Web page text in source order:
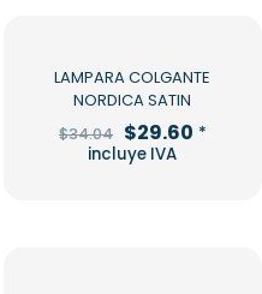
-13%
LAMPARA COLGANTE
NORDICA SATIN
$34.04 El
precio
original
$29.60El
*
incluye IVA